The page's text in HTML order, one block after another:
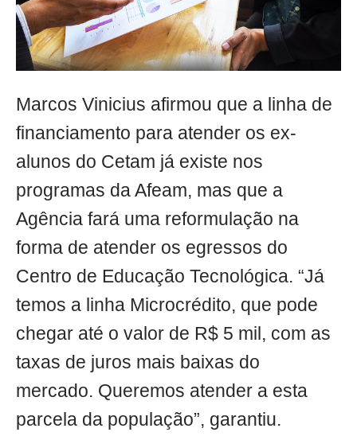
Marcos Vinicius afirmou que a linha de
financiamento para atender os ex-
alunos do Cetam já existe nos
programas da Afeam, mas que a
Agência fará uma reformulação na
forma de atender os egressos do
Centro de Educação Tecnológica. “Já
temos a linha Microcrédito, que pode
chegar até o valor de R$ 5 mil, com as
taxas de juros mais baixas do
mercado. Queremos atender a esta
parcela da população”, garantiu.